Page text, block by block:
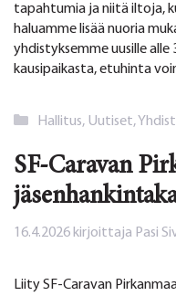
tapahtumia ja niitä iltoja,
haluamme lisää nuoria
yhdistyksemme uusille alle
kausipaikasta, etuhinta
Kategoriat
Hallitus, Uutiset,
SF-Caravan
16.4.2026 kirjoittaja Pasi
Liity SF-Caravan